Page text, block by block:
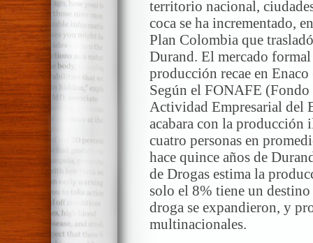
territorio nacional,
coca se ha incrementado,
Plan Colombia que
Durand. El mercado
producción recae en
Según el FONAFE
Actividad Empresarial del
acabara con la
cuatro personas en
hace quince años de
de Drogas estima la
solo el 8% tiene un
droga se expandieron, y
multinacionales.